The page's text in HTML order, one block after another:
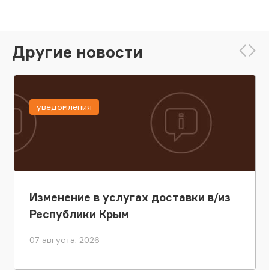
Другие новости
Изменение в услугах доставки в/из
Республики Крым
07 августа, 2026
уведомления